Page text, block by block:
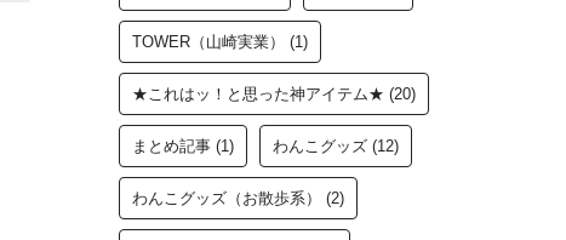
TOWER（山崎実業） (1)
★これはッ！と思った神アイテム★ (20)
まとめ記事 (1) わんこグッズ (12)
わんこグッズ（お散歩系） (2)